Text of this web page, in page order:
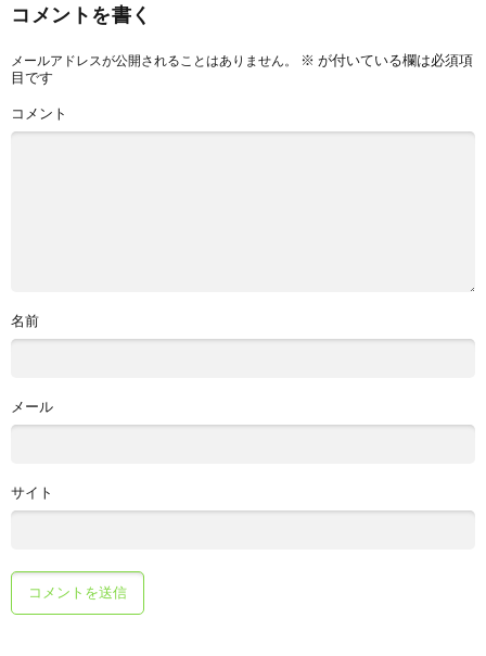
コメントを書く
メールアドレスが公開されることはありません。 ※ が付いている欄は必須項
目です
コメント
名前
メール
サイト